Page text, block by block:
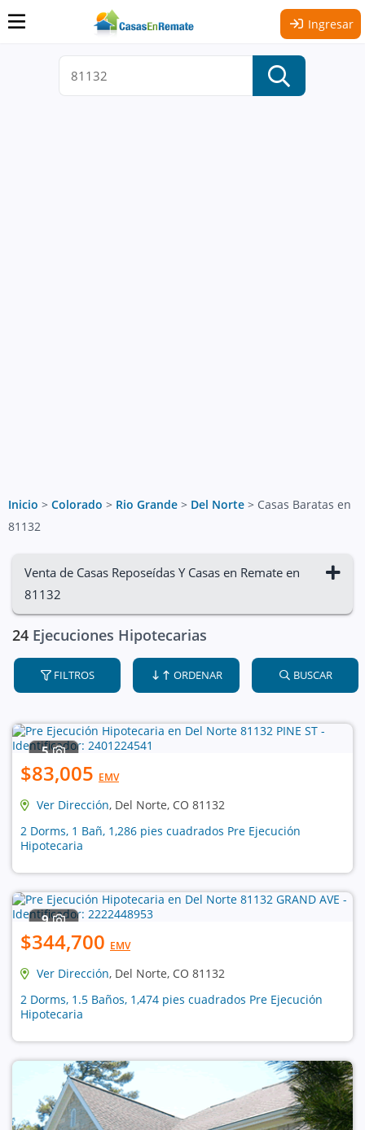
Ingresar
Inicio > Colorado > Rio Grande > Del Norte > Casas Baratas en
81132
Venta de Casas Reposeídas Y Casas en Remate en
81132
24 Ejecuciones Hipotecarias
FILTROS ORDENAR BUSCAR
5
$83,005 EMV
Ver Dirección, Del Norte, CO 81132
2 Dorms, 1 Bañ, 1,286 pies cuadrados Pre Ejecución
Hipotecaria
9
$344,700 EMV
Ver Dirección, Del Norte, CO 81132
2 Dorms, 1.5 Baños, 1,474 pies cuadrados Pre Ejecución
Hipotecaria